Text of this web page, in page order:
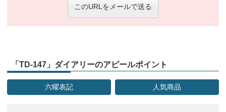
このURLをメールで送る
「TD-147」ダイアリーのアピールポイント
六曜表記 人気商品